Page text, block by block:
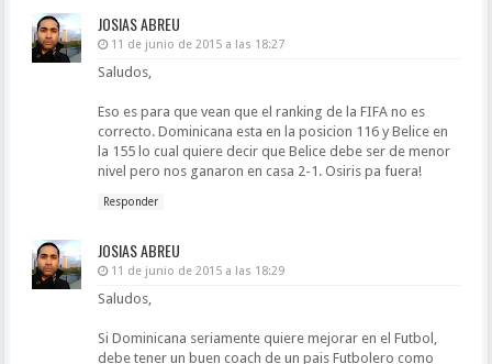
JOSIAS ABREU
11 de junio de 2015 a las 18:27
Saludos,
Eso es para que vean que el ranking de la FIFA no es
correcto. Dominicana esta en la posicion 116 y Belice en
la 155 lo cual quiere decir que Belice debe ser de menor
nivel pero nos ganaron en casa 2-1. Osiris pa fuera!
Responder
JOSIAS ABREU
11 de junio de 2015 a las 18:29
Saludos,
Si Dominicana seriamente quiere mejorar en el Futbol,
debe tener un buen coach de un pais Futbolero como